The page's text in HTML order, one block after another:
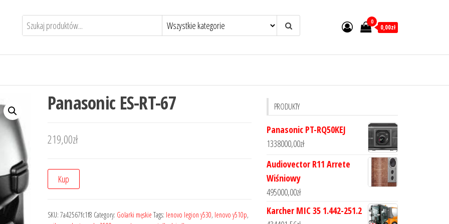
0
0,00zł
Panasonic ES-RT-67
219,00zł
Kup
SKU: 7a42567fc1f8 Category: Golarki męskie Tags: lenovo legion y530, lenovo y510p,
PRODUKTY
Panasonic PT-RQ50KEJ
1338000,00zł
Audiovector R11 Arrete
Wiśniowy
495000,00zł
Karcher MIC 35 1.442-251.2